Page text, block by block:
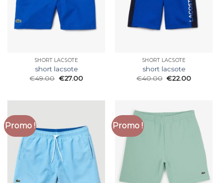
SHORT LACSOTE
short lacsote
€49.00 €27.00
SHORT LACSOTE
short lacsote
€40.00 €22.00
Promo ! Promo !